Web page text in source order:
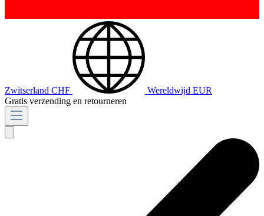
Zwitserland CHF Wereldwijd EUR
Gratis verzending en retourneren